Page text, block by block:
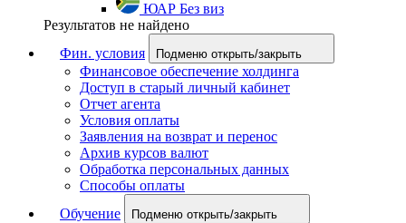
ЮАР Без виз
Результатов не найдено
Фин. условия
Подменю открыть/закрыть
Финансовое обеспечение холдинга
Доступ в старый личный кабинет
Отчет агента
Условия оплаты
Заявления на возврат и перенос
Архив курсов валют
Обработка персональных данных
Способы оплаты
Обучение
Подменю открыть/закрыть